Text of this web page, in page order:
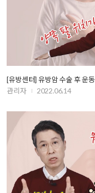
[유방센터] 유방암 수술 후 운동
관리자
2022.06.14